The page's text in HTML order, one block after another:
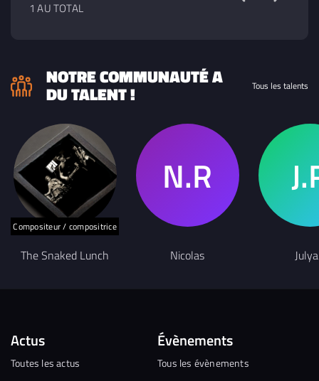
1 AU TOTAL
NOTRE COMMUNAUTÉ A
DU TALENT ! Tous les talents
Compositeur / compositrice
The Snaked Lunch Nicolas
Actus
Toutes les actus
Évènements
Tous les évènements